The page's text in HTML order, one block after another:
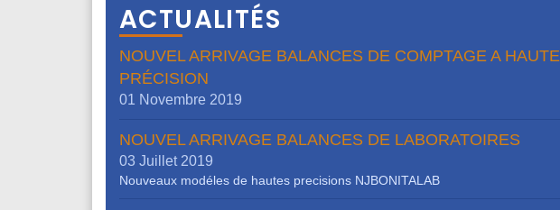
ACTUALITÉS
NOUVEL ARRIVAGE BALANCES DE COMPTAGE A HAUTE
PRÉCISION
01 Novembre 2019
NOUVEL ARRIVAGE BALANCES DE LABORATOIRES
03 Juillet 2019
Nouveaux modéles de hautes precisions NJBONITALAB